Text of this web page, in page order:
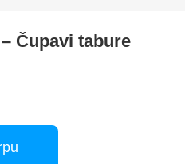
Čupavi tabure